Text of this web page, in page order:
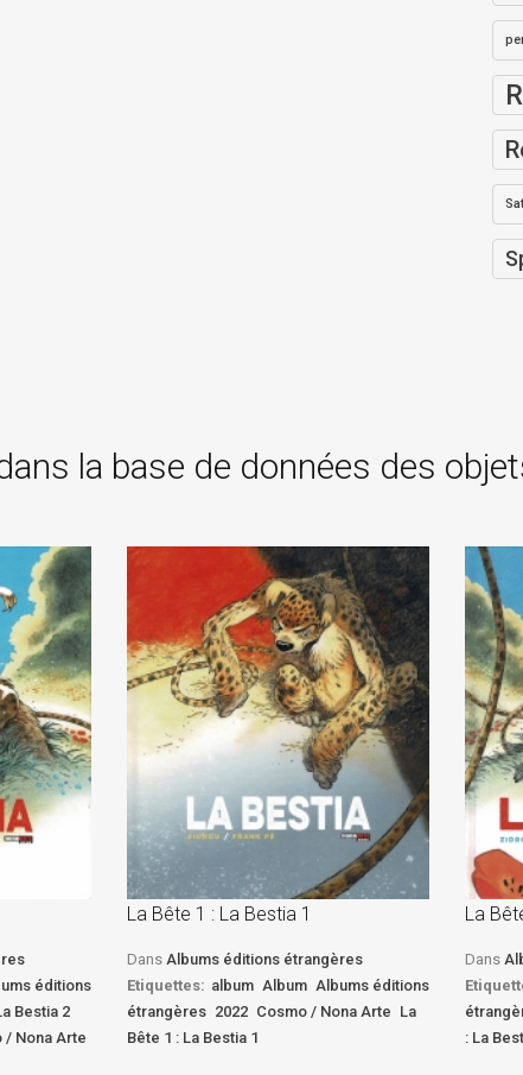
la base de données des
éditions
Bestia 2
/ Nona Arte
La Bête 1 : La Bestia 1
Dans Albums éditions étrangères
Etiquettes: album Album Albums éditions
étrangères 2022 Cosmo / Nona Arte La
Bête 1 : La Bestia 1
La
Dans
: La